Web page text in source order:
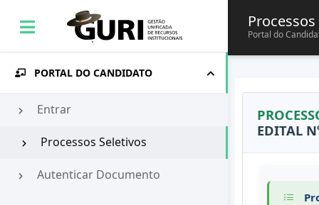
PORTAL DO CANDIDATO
Entrar
Processos Seletivos
Autenticar Documento
Portal do
EDITAL